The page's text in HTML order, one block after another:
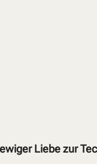
Liebe zur